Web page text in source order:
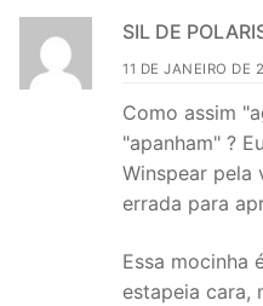
SIL DE
11 DE JANEIRO DE
Como assim
"apanham" ?
Winspear pela
errada para
Essa mocinha
estapeia cara,